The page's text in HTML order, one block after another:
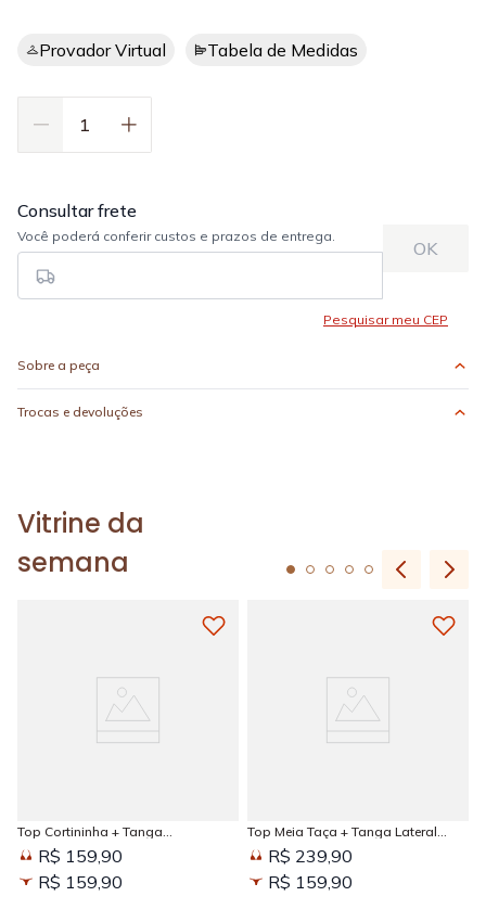
Provador Virtual Tabela de Medidas
Sobre a peça
Trocas e devoluções
Vitrine da
semana
Top Cortininha + Tanga
Amarradinha Estampada Sun
KissedR$ 159,90
R$ 159,90
Top Meia Taça + Tanga Lateral
Larga Estampada Sun Kissed
R$ 239,90
R$ 159,90